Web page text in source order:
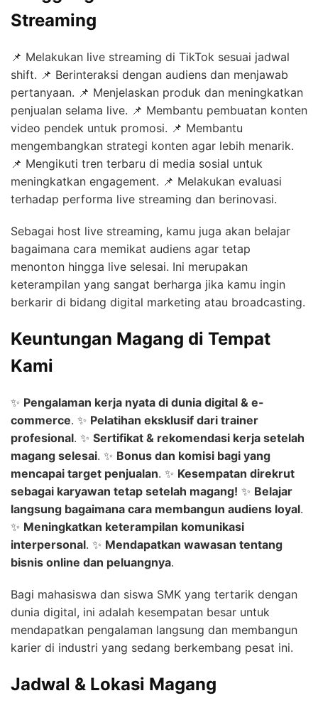
Streaming
📌 Melakukan live streaming di TikTok sesuai jadwal
shift. 📌 Berinteraksi dengan audiens dan menjawab
pertanyaan. 📌 Menjelaskan produk dan meningkatkan
penjualan selama live. 📌 Membantu pembuatan konten
video pendek untuk promosi. 📌 Membantu
mengembangkan strategi konten agar lebih menarik.
📌 Mengikuti tren terbaru di media sosial untuk
meningkatkan engagement. 📌 Melakukan evaluasi
terhadap performa live streaming dan berinovasi.
Sebagai host live streaming, kamu juga akan belajar
bagaimana cara memikat audiens agar tetap
menonton hingga live selesai. Ini merupakan
keterampilan yang sangat berharga jika kamu ingin
berkarir di bidang digital marketing atau broadcasting.
Keuntungan Magang di Tempat
Kami
✨ Pengalaman kerja nyata di dunia digital & e-
commerce. ✨ Pelatihan eksklusif dari trainer
profesional. ✨ Sertifikat & rekomendasi kerja setelah
magang selesai. ✨ Bonus dan komisi bagi yang
mencapai target penjualan. ✨ Kesempatan direkrut
sebagai karyawan tetap setelah magang! ✨ Belajar
langsung bagaimana cara membangun audiens loyal.
✨ Meningkatkan keterampilan komunikasi
interpersonal. ✨ Mendapatkan wawasan tentang
bisnis online dan peluangnya.
Bagi mahasiswa dan siswa SMK yang tertarik dengan
dunia digital, ini adalah kesempatan besar untuk
mendapatkan pengalaman langsung dan membangun
karier di industri yang sedang berkembang pesat ini.
Jadwal & Lokasi Magang